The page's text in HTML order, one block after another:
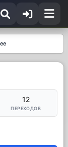
12
ПЕРЕХОДОВ